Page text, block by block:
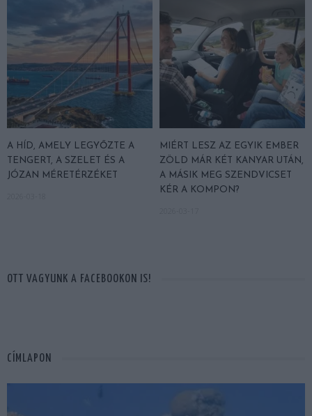
A HÍD, AMELY LEGYŐZTE A
TENGERT, A SZELET ÉS A
JÓZAN MÉRETÉRZÉKET
MIÉRT LESZ AZ EGYIK EMBER
ZÖLD MÁR KÉT KANYAR UTÁN,
A MÁSIK MEG SZENDVICSET
KÉR A KOMPON?
OTT VAGYUNK A FACEBOOKON IS!
CÍMLAPON